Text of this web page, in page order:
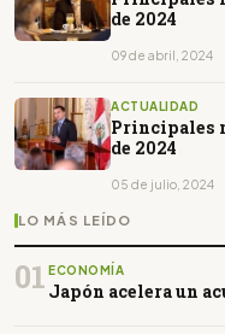
de 2024
09 de abril, 2024
ACTUALIDAD
Principales
de 2024
05 de julio, 2024
LO MÁS LEÍDO
01 ECONOMÍA
Japón acelera un